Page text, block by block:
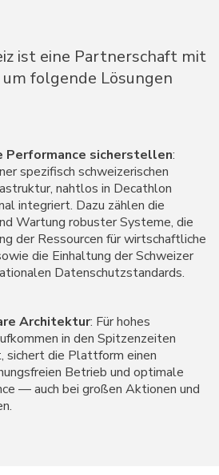
ist eine Partnerschaft mit
um folgende Lösungen
Performance sicherstellen:
spezifisch schweizerischen
nahtlos in Decathlon
integriert. Dazu zählen die
Wartung robuster Systeme, die
der Ressourcen für wirtschaftliche
die Einhaltung der Schweizer
Datenschutzstandards.
Architektur: Für hohes
in den Spitzenzeiten
sichert die Plattform einen
Betrieb und optimale
— auch bei großen Aktionen und